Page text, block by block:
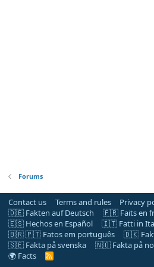
Forums
Contact us Terms and rules Privacy
🇩🇪 Fakten auf Deutsch
🇫🇷 Faits en
🇪🇸 Hechos en Español
🇮🇹 Fatti in
🇧🇷 🇵🇹 Fatos em português
🇩🇰
🇸🇪 Fakta på svenska
🇳🇴 Fakta på
🌍 Facts
R